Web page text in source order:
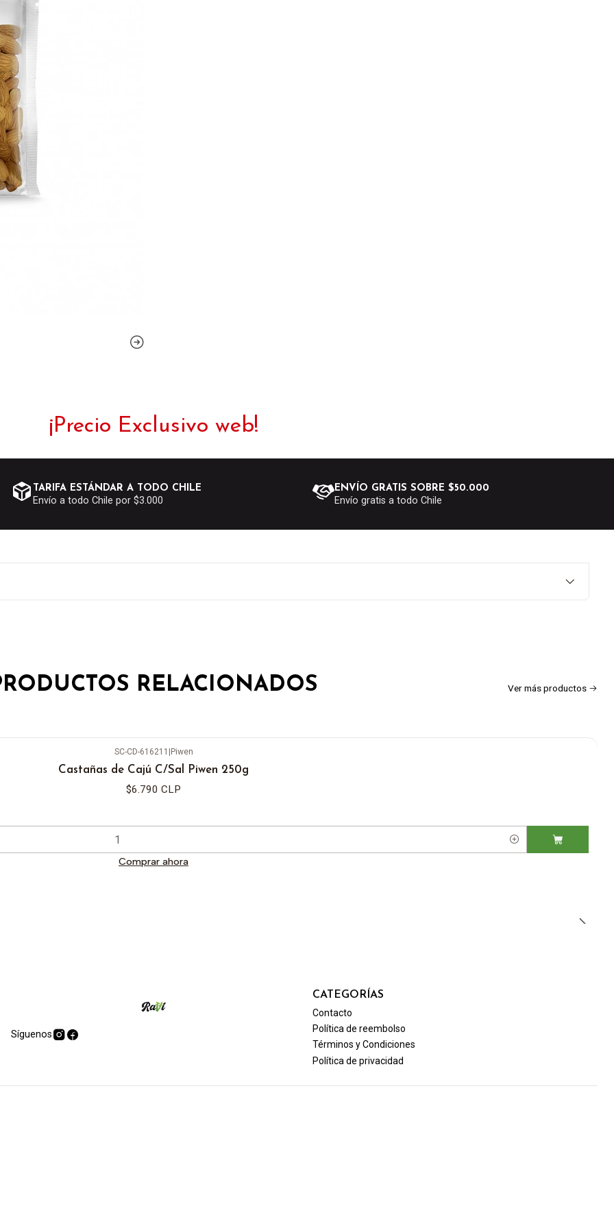
¡Precio Exclusivo web!
TARIFA ESTÁNDAR A TODO CHILE
Envío a todo Chile por $3.000
ENVÍO GRATIS SOBRE $50.000
Envío gratis a todo Chile
RELACIONADOS Ver más productos
SC-CD-616211 |Piwen
Castañas de Cajú C/Sal Piwen 250g
$6.790 CLP
Comprar ahora
Síguenos
CATEGORÍAS
Contacto
Política de reembolso
Términos y Condiciones
Política de privacidad